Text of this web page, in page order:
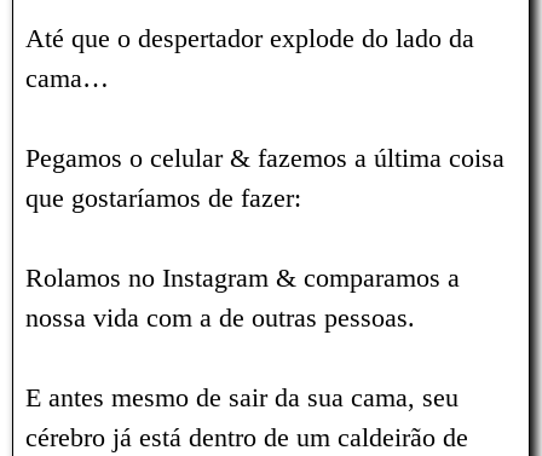
Até que o despertador explode do lado da
cama…
Pegamos o celular & fazemos a última coisa
que gostaríamos de fazer:
Rolamos no Instagram & comparamos a
nossa vida com a de outras pessoas.
E antes mesmo de sair da sua cama, seu
cérebro já está dentro de um caldeirão de